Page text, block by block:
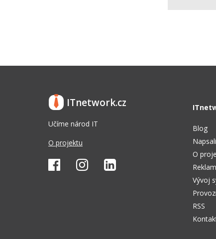
ITnetwork.cz
Učíme národ IT
O projektu
Blog
O
Vývoj
RSS